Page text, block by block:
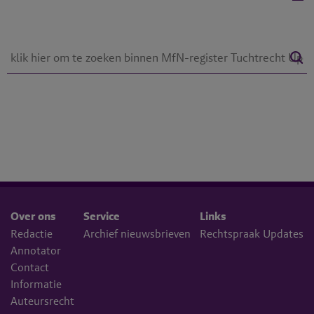
Over ons
Redactie
Annotator
Contact
Informatie
Auteursrecht
Service
Archief nieuwsbrieven
Links
Rechtspraak Updates